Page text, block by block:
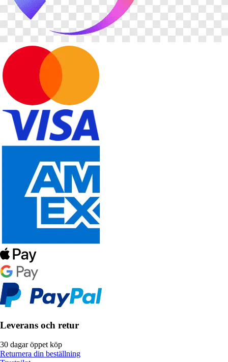
Leverans och retur
30 dagar öppet köp
Returnera din beställning